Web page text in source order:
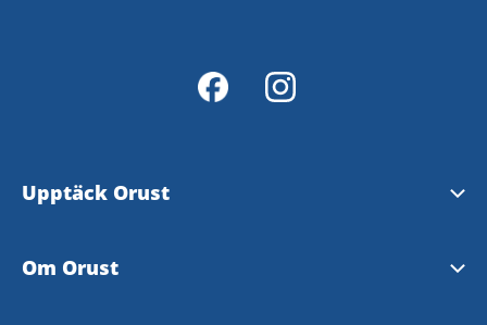
Upptäck Orust
Se och göra
Om Orust